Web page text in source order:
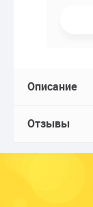
Описание
Отзывы